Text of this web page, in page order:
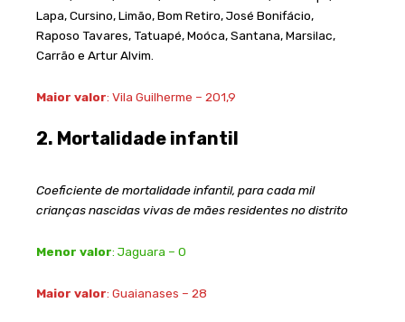
Lapa, Cursino, Limão, Bom Retiro, José Bonifácio,
Raposo Tavares, Tatuapé, Moóca, Santana, Marsilac,
Carrão e Artur Alvim.
Maior valor: Vila Guilherme – 201,9
2. Mortalidade infantil
Coeficiente de mortalidade infantil, para cada mil
crianças nascidas vivas de mães residentes no distrito
Menor valor: Jaguara – 0
Maior valor: Guaianases – 28